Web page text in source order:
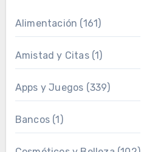
Alimentación (161)
Amistad y Citas(1)
Apps y Juegos (339)
Bancos(1)